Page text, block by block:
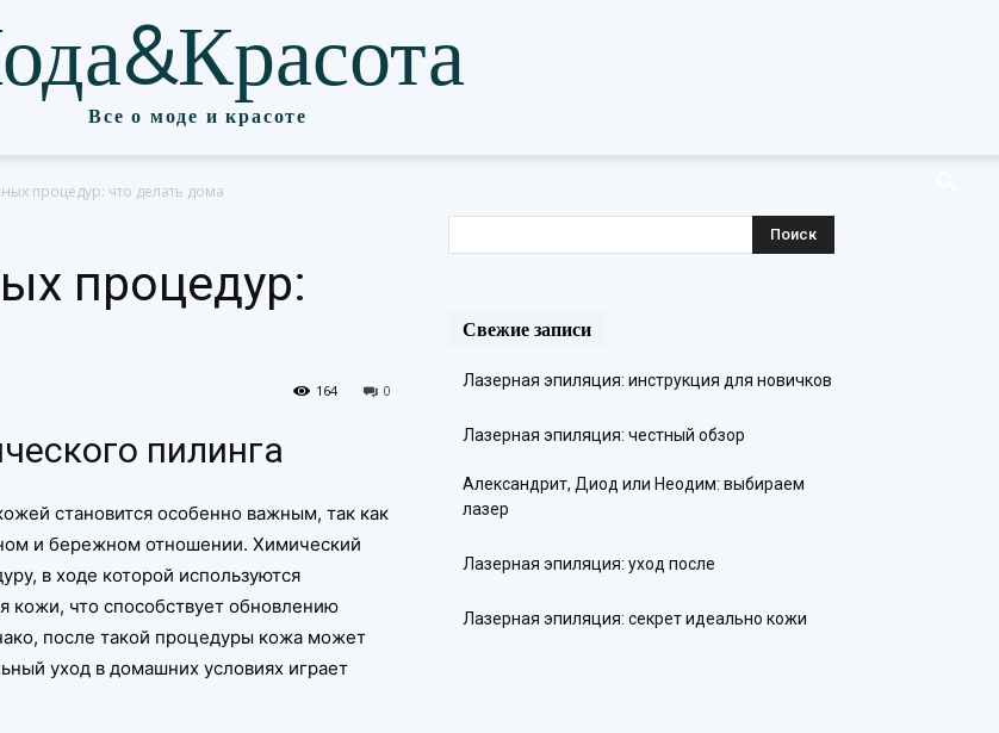
Все о моде и красоте
процедур: что делать дома
процедур:
0
164
пилинга
становится особенно важным, так как
и бережном отношении. Химический
в ходе которой используются
кожи, что способствует обновлению
после такой процедуры кожа может
уход в домашних условиях играет
Свежие записи
Лазерная эпиляция: инструкция для новичков
Лазерная эпиляция: честный обзор
Александрит, Диод или Неодим: выбираем
лазер
Лазерная эпиляция: уход после
Лазерная эпиляция: секрет идеально кожи